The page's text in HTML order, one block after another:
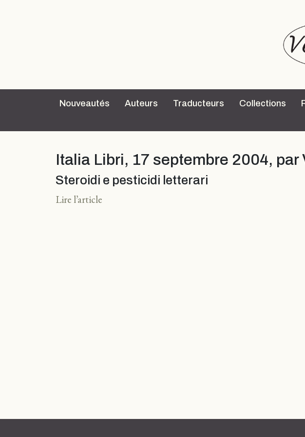
Nouveautés Auteurs Traducteurs Collections
Italia Libri, 17 septembre 2004, par
Steroidi e pesticidi letterari
Lire l’article